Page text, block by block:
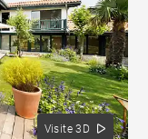
Visite 3D